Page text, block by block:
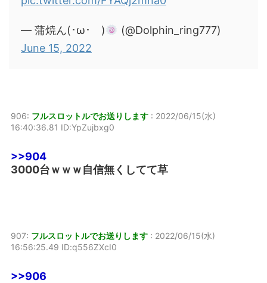
— 蒲焼ん(･ω･ )
(@Dolphin_ring777)
June 15, 2022
906: フルスロットルでお送りします : 2022/06/15(水)
16:40:36.81 ID:YpZujbxg0
>>904
3000台ｗｗｗ自信無くしてて草
907: フルスロットルでお送りします : 2022/06/15(水)
16:56:25.49 ID:q556ZXcI0
>>906